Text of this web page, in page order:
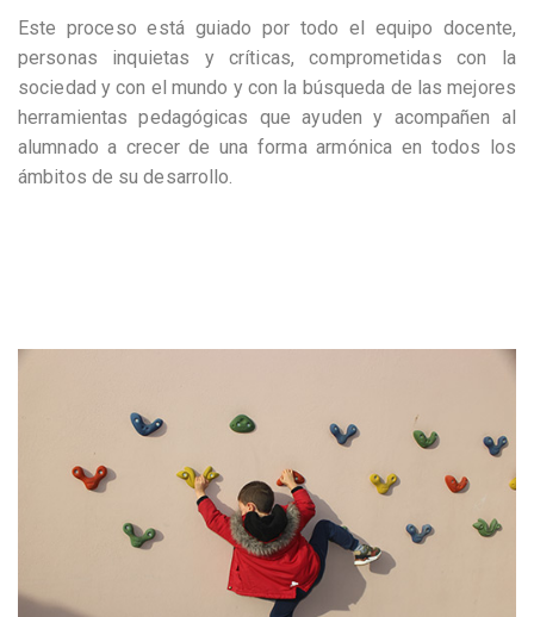
Este proceso está guiado por todo el equipo docente,
personas inquietas y críticas, comprometidas con la
sociedad y con el mundo y con la búsqueda de las mejores
herramientas pedagógicas que ayuden y acompañen al
alumnado a crecer de una forma armónica en todos los
ámbitos de su desarrollo.